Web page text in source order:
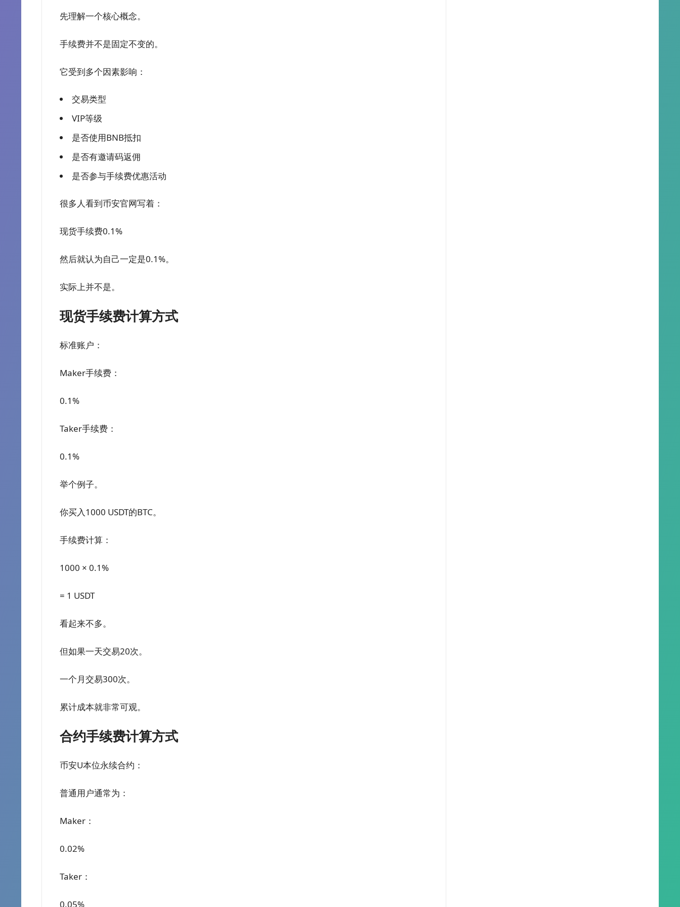
先理解一个核心概念。
手续费并不是固定不变的。
它受到多个因素影响：
交易类型
VIP等级
是否使用BNB抵扣
是否有邀请码返佣
是否参与手续费优惠活动
很多人看到币安官网写着：
现货手续费0.1%
然后就认为自己一定是0.1%。
实际上并不是。
现货手续费计算方式
标准账户：
Maker手续费：
0.1%
Taker手续费：
0.1%
举个例子。
你买入1000 USDT的BTC。
手续费计算：
1000 × 0.1%
= 1 USDT
看起来不多。
但如果一天交易20次。
一个月交易300次。
累计成本就非常可观。
合约手续费计算方式
币安U本位永续合约：
普通用户通常为：
Maker：
0.02%
Taker：
0.05%